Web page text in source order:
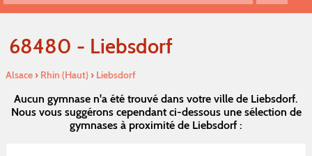
68480 - Liebsdorf
Alsace› Rhin (Haut)› Liebsdorf
Aucun gymnase n'a été trouvé dans votre ville de Liebsdorf.
Nous vous suggérons cependant ci-dessous une sélection de
gymnases à proximité de Liebsdorf :